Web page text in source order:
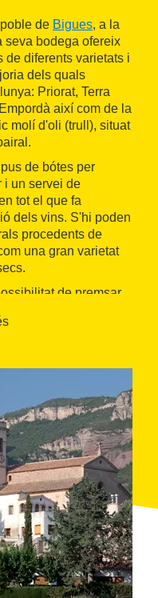
de Bigues, a la
seva bodega ofereix
de diferents varietats i
dels quals
Priorat, Terra
així com de la
molí d'oli (trull), situat
de bótes per
i un servei de
tot el que fa
dels vins. S'hi poden
procedents de
una gran varietat
de premsar